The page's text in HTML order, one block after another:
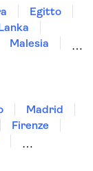
Parliament
Egitto
Malesia
Madrid
Firenze